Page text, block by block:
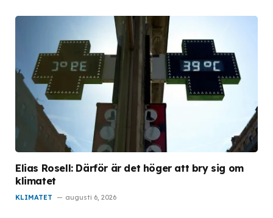
Elias Rosell: Därför är det höger att bry sig om
klimatet
KLIMATET augusti 6, 2026